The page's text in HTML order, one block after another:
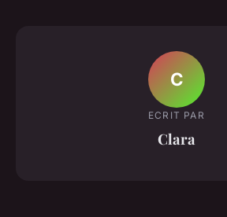
C
ECRIT PAR
Clara